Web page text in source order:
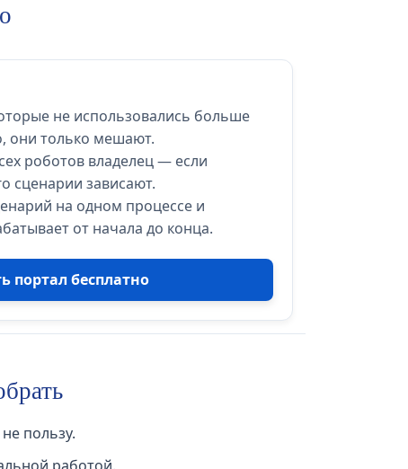
не использовались больше
они только мешают.
роботов владелец — если
сценарии зависают.
на одном процессе и
от начала до конца.
портал бесплатно
пользу.